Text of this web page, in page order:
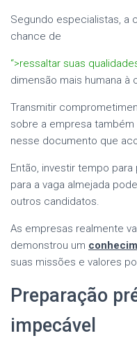
Segundo especialistas, a
chance de
“>ressaltar suas
dimensão mais humana à
Transmitir
sobre a empresa
nesse documento que
Então, investir tempo
para a vaga almejada
outros candidatos.
As empresas realmente
demonstrou um
suas missões e valores
Preparação
impecável